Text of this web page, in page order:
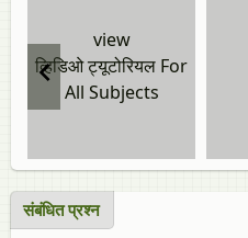
view
व्हिडिओ ट्यूटोरियल For
All Subjects
संबंधित प्रश्‍न